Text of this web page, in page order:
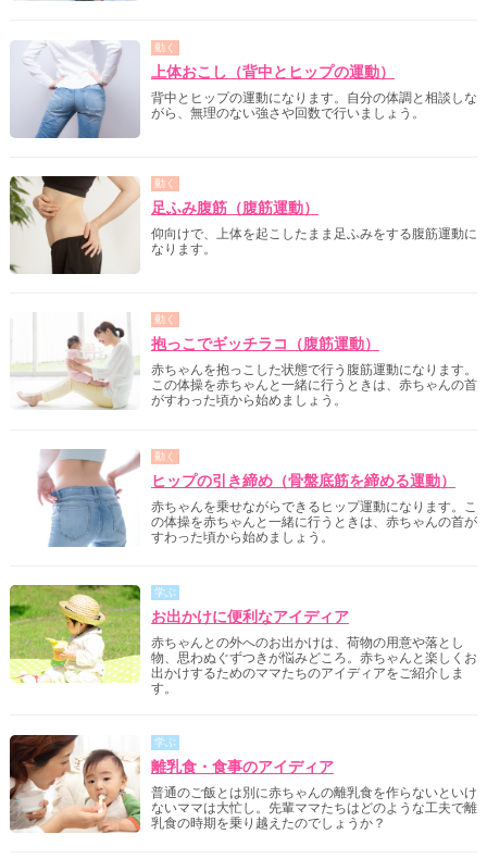
動く
上体おこし（背中とヒップの運動）
背中とヒップの運動になります。自分の体調と相談しな
がら、無理のない強さや回数で行いましょう。
動く
足ふみ腹筋（腹筋運動）
仰向けで、上体を起こしたまま足ふみをする腹筋運動に
なります。
動く
抱っこでギッチラコ（腹筋運動）
赤ちゃんを抱っこした状態で行う腹筋運動になります。
この体操を赤ちゃんと一緒に行うときは、赤ちゃんの首
がすわった頃から始めましょう。
動く
ヒップの引き締め（骨盤底筋を締める運動）
赤ちゃんを乗せながらできるヒップ運動になります。こ
の体操を赤ちゃんと一緒に行うときは、赤ちゃんの首が
すわった頃から始めましょう。
学ぶ
お出かけに便利なアイディア
赤ちゃんとの外へのお出かけは、荷物の用意や落とし
物、思わぬぐずつきが悩みどころ。赤ちゃんと楽しくお
出かけするためのママたちのアイディアをご紹介しま
す。
学ぶ
離乳食・食事のアイディア
普通のご飯とは別に赤ちゃんの離乳食を作らないといけ
ないママは大忙し。先輩ママたちはどのような工夫で離
乳食の時期を乗り越えたのでしょうか？